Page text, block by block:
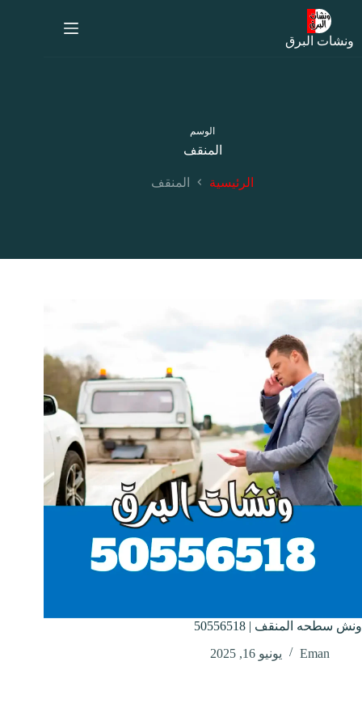
المحتوى
ونشات البرق
الوسم
المنقف
الرئيسية المنقف
ونش سطحه المنقف | 50556518
Eman
يونيو 16, 2025